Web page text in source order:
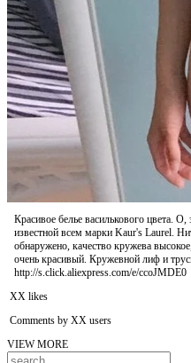
Красивое белье василькового цвета.
известной всем марки Kaur's Laurel.
обнаружено, качество кружева
очень красивый. Кружевной лиф и
http://s.click.aliexpress.com/e/ccoJMDE0
XX likes
Comments by XX users
VIEW MORE